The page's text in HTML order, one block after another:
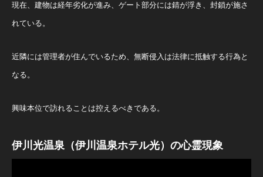
現在、建物は経年劣化が進み、ゲート部分には錆が浮き、封鎖が施さ
れている。
近隣には管理者が住んでいるため、無断侵入は法律に抵触する行為と
なる。
興味本位で訪れることは控えるべきである。
伊川光温泉（伊川温泉ホテル光）の心霊現象